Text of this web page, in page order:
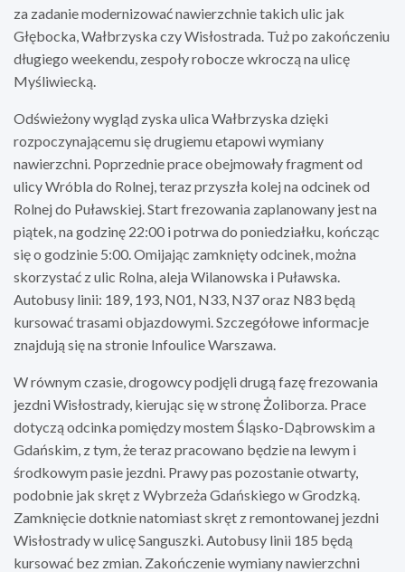
za zadanie modernizować nawierzchnie takich ulic jak
Głębocka, Wałbrzyska czy Wisłostrada. Tuż po zakończeniu
długiego weekendu, zespoły robocze wkroczą na ulicę
Myśliwiecką.
Odświeżony wygląd zyska ulica Wałbrzyska dzięki
rozpoczynającemu się drugiemu etapowi wymiany
nawierzchni. Poprzednie prace obejmowały fragment od
ulicy Wróbla do Rolnej, teraz przyszła kolej na odcinek od
Rolnej do Puławskiej. Start frezowania zaplanowany jest na
piątek, na godzinę 22:00 i potrwa do poniedziałku, kończąc
się o godzinie 5:00. Omijając zamknięty odcinek, można
skorzystać z ulic Rolna, aleja Wilanowska i Puławska.
Autobusy linii: 189, 193, N01, N33, N37 oraz N83 będą
kursować trasami objazdowymi. Szczegółowe informacje
znajdują się na stronie Infoulice Warszawa.
W równym czasie, drogowcy podjęli drugą fazę frezowania
jezdni Wisłostrady, kierując się w stronę Żoliborza. Prace
dotyczą odcinka pomiędzy mostem Śląsko-Dąbrowskim a
Gdańskim, z tym, że teraz pracowano będzie na lewym i
środkowym pasie jezdni. Prawy pas pozostanie otwarty,
podobnie jak skręt z Wybrzeża Gdańskiego w Grodzką.
Zamknięcie dotknie natomiast skręt z remontowanej jezdni
Wisłostrady w ulicę Sanguszki. Autobusy linii 185 będą
kursować bez zmian. Zakończenie wymiany nawierzchni